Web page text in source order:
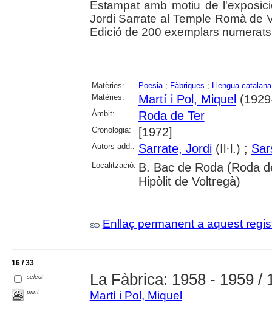
Estampat amb motiu de
Jordi Sarrate al Temple Romà de
Edició de 200 exemplars
Matèries: Poesia; Fàbriques ; Llengua catalana
Matèries:
Martí i Pol, Miquel
Àmbit: Roda de Ter
Cronologia: [1972]
Autors add.: Sarrate, Jordi(Il·l.) ;
Localització: B. Bac de Roda (Roda
Hipòlit de Voltregà)
Enllaç permanent a aquest
16 / 33
select
print
La Fàbrica: 1958 - 1959 /
Martí i Pol, Miquel